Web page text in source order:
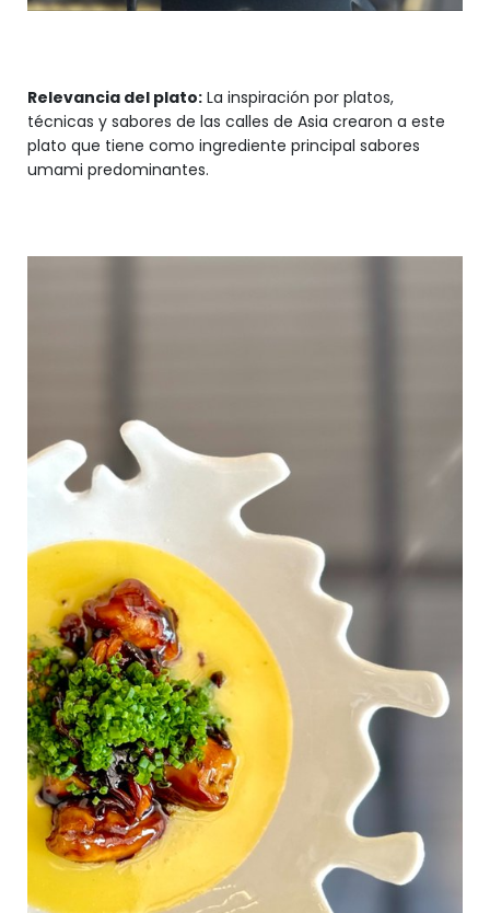
Relevancia del plato: La inspiración por platos,
técnicas y sabores de las calles de Asia crearon a este
plato que tiene como ingrediente principal sabores
umami predominantes.